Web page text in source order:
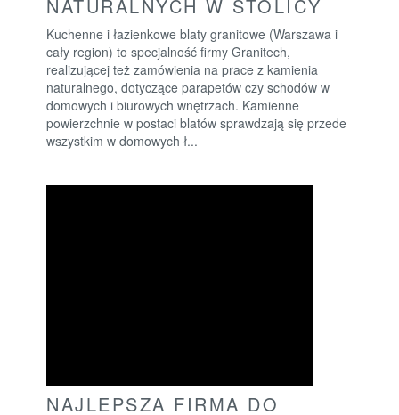
NATURALNYCH W STOLICY
Kuchenne i łazienkowe blaty granitowe (Warszawa i
cały region) to specjalność firmy Granitech,
realizującej też zamówienia na prace z kamienia
naturalnego, dotyczące parapetów czy schodów w
domowych i biurowych wnętrzach. Kamienne
powierzchnie w postaci blatów sprawdzają się przede
wszystkim w domowych ł...
NAJLEPSZA FIRMA DO